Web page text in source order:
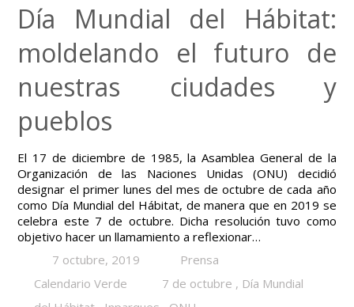
Día Mundial del Hábitat:
moldelando el futuro de
nuestras ciudades y
pueblos
El 17 de diciembre de 1985, la Asamblea General de la
Organización de las Naciones Unidas (ONU) decidió
designar el primer lunes del mes de octubre de cada año
como Día Mundial del Hábitat, de manera que en 2019 se
celebra este 7 de octubre. Dicha resolución tuvo como
objetivo hacer un llamamiento a reflexionar…
7 octubre, 2019
Prensa
Calendario Verde
7 de octubre , Día Mundial